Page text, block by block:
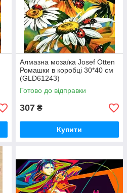
Алмазна мозаїка Josef Otten
Ромашки в коробці 30*40 см
(GLD61243)
Готово до відправки
307 ₴
Купити